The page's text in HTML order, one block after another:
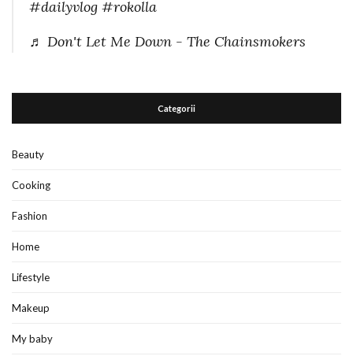
#dailyvlog #rokolla
♬ Don't Let Me Down - The Chainsmokers
Categorii
Beauty
Cooking
Fashion
Home
Lifestyle
Makeup
My baby